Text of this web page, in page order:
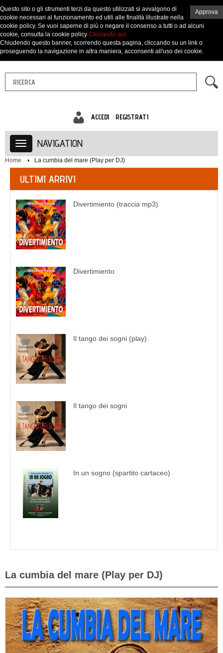
ACCEDI REGISTRATI
NAVIGATION
Home La cumbia del mare (Play per DJ)
ULTIMI ARRIVI
Divertimiento (traccia mp3)
Divertimiento
Il tango dei sogni (play)
Il tango dei sogni
In un sogno (spartito cartaceo)
La cumbia del mare (Play per DJ)
Approva
Questo sito o gli strumenti terzi da questo utilizzati si avvalgono di
cookie necessari al funzionamento ed utili alle finalità illustrate nella
cookie policy. Se vuoi saperne di più o negare il consenso a tutti o ad alcuni
cookie, consulta la cookie policy Cliccando qui
Chiudendo questo banner, scorrendo questa pagina, cliccando su un link o
proseguendo la navigazione in altra maniera, acconsenti all'uso dei cookie.